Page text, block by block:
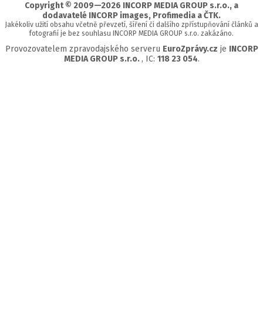
Copyright © 2009—2026 INCORP MEDIA GROUP s.r.o., a
dodavatelé INCORP images, Profimedia a ČTK.
Jakékoliv užití obsahu včetně převzetí, šíření či dalšího zpřístupňování článků a
fotografií je bez souhlasu INCORP MEDIA GROUP s.r.o. zakázáno.
Provozovatelem zpravodajského serveru EuroZprávy.cz je INCORP
MEDIA GROUP s.r.o., IC: 118 23 054.